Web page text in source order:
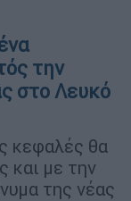
την
στο Λευκό
κεφαλές θα
και με την
της νέας